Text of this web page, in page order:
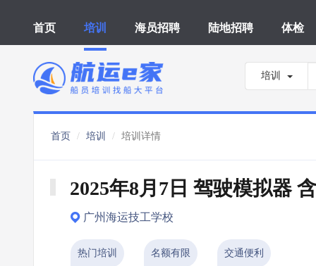
首页 培训 海员招聘 陆地招聘 体检
培训
首页 培训 培训详情
2025年8月7日 驾驶模拟器
广州海运技工学校
热门培训 名额有限 交通便利